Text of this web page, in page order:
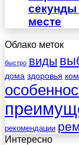
секунды
месте
Облако меток
быстро виды
дома здоровья
рекомендации
Интересно